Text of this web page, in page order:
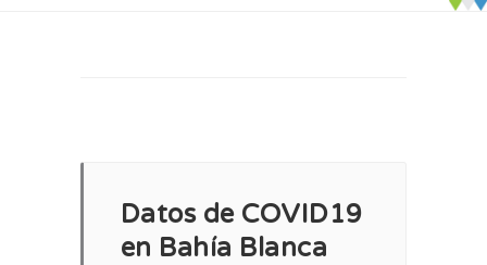
Datos de COVID19
en Bahía Blanca